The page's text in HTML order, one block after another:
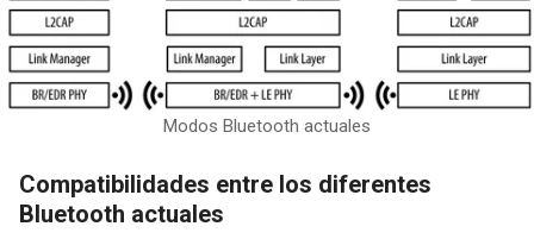
Modos Bluetooth actuales
Compatibilidades entre los diferentes
Bluetooth actuales